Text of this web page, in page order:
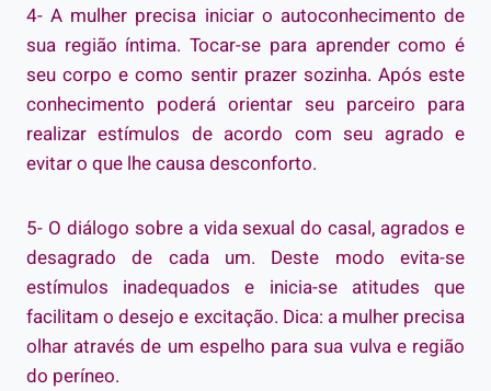
4- A mulher precisa iniciar o autoconhecimento de
sua região íntima. Tocar-se para aprender como é
seu corpo e como sentir prazer sozinha. Após este
conhecimento poderá orientar seu parceiro para
realizar estímulos de acordo com seu agrado e
evitar o que lhe causa desconforto.
5- O diálogo sobre a vida sexual do casal, agrados e
desagrado de cada um. Deste modo evita-se
estímulos inadequados e inicia-se atitudes que
facilitam o desejo e excitação. Dica: a mulher precisa
olhar através de um espelho para sua vulva e região
do períneo.